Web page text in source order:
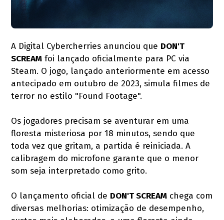
A Digital Cybercherries anunciou que DON'T
SCREAM foi lançado oficialmente para PC via
Steam. O jogo, lançado anteriormente em acesso
antecipado em outubro de 2023, simula filmes de
terror no estilo "Found Footage".
Os jogadores precisam se aventurar em uma
floresta misteriosa por 18 minutos, sendo que
toda vez que gritam, a partida é reiniciada. A
calibragem do microfone garante que o menor
som seja interpretado como grito.
O lançamento oficial de DON'T SCREAM chega com
diversas melhorias: otimização de desempenho,